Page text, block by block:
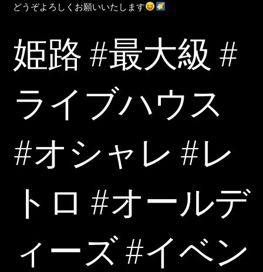
どうぞよろしくお願いいたします
姫路 #最大級 #
ライブハウス
#オシャレ #レ
トロ #オールデ
ィーズ #イベン